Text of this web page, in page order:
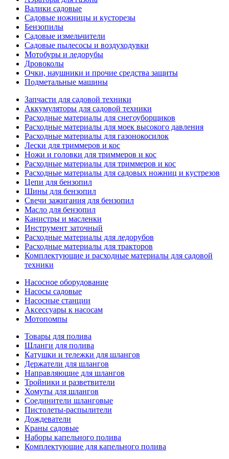
Валики садовые
Садовые ножницы и кусторезы
Бензопилы
Садовые измельчители
Садовые пылесосы и воздуходувки
Мотобуры и ледорубы
Дровоколы
Очки, наушники и прочие средства защиты
Подметальные машины
Запчасти для садовой техники
Аккумуляторы для садовой техники
Расходные материалы для снегоуборщиков
Расходные материалы для моек высокого давления
Расходные материалы для газонокосилок
Лески для триммеров и кос
Ножи и головки для триммеров и кос
Расходные материалы для триммеров и кос
Расходные материалы для садовых ножниц и кустрезов
Цепи для бензопил
Шины для бензопил
Свечи зажигания для бензопил
Масло для бензопил
Канистры и масленки
Инструмент заточный
Расходные материалы для ледорубов
Расходные материалы для тракторов
Комплектующие и расходные материалы для садовой
техники
Насосное оборудование
Насосы садовые
Насосные станции
Аксессуары к насосам
Мотопомпы
Товары для полива
Шланги для полива
Катушки и тележки для шлангов
Держатели для шлангов
Направляющие для шлангов
Тройники и разветвители
Хомуты для шлангов
Соединители шланговые
Пистолеты-распылители
Дождеватели
Краны садовые
Наборы капельного полива
Комплектующие для капельного полива